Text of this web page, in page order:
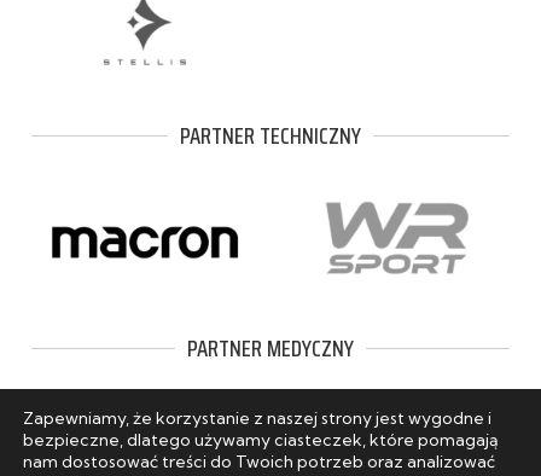
PARTNER TECHNICZNY
PARTNER MEDYCZNY
Zapewniamy, że korzystanie z naszej strony jest wygodne i
bezpieczne, dlatego używamy ciasteczek, które pomagają
nam dostosować treści do Twoich potrzeb oraz analizować